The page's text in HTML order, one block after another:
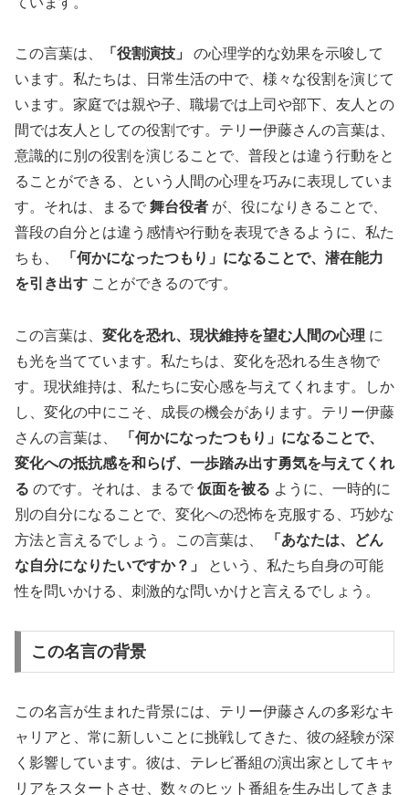
この言葉は、 「役割演技」
の心理学的な効果を示唆して
います。私たちは、日常生活の中で、様々な役割を演じて
います。家庭では親や子、職場では上司や部下、友人との
間では友人としての役割です。テリー伊藤さんの言葉は、
意識的に別の役割を演じることで、普段とは違う行動をと
ることができる、という人間の心理を巧みに表現していま
す。それは、まるで 舞台役者 が、役になりきることで、
普段の自分とは違う感情や行動を表現できるように、私た
ちも、
「何かになったつもり」になることで、潜在能力
を引き出す ことができるのです。
この言葉は、 変化を恐れ、現状維持を望む人間の心理 に
も光を当てています。私たちは、変化を恐れる生き物で
す。現状維持は、私たちに安心感を与えてくれます。しか
し、変化の中にこそ、成長の機会があります。テリー伊藤
さんの言葉は、
「何かになったつもり」になることで、
変化への抵抗感を和らげ、一歩踏み出す勇気を与えてくれ
る のです。それは、まるで 仮面を被る ように、一時的に
別の自分になることで、変化への恐怖を克服する、巧妙な
方法と言えるでしょう。この言葉は、
「あなたは、どん
な自分になりたいですか？」
という、私たち自身の可能
性を問いかける、刺激的な問いかけと言えるでしょう。
この名言の背景
この名言が生まれた背景には、テリー伊藤さんの多彩なキ
ャリアと、常に新しいことに挑戦してきた、彼の経験が深
く影響しています。彼は、テレビ番組の演出家としてキャ
リアをスタートさせ、数々のヒット番組を生み出してきま